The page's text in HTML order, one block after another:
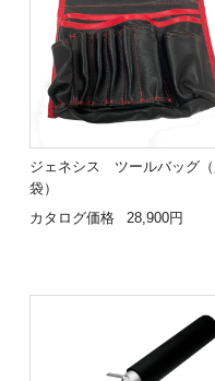
ジェネシス ツールバッグ
袋）
カタログ価格
28,900円